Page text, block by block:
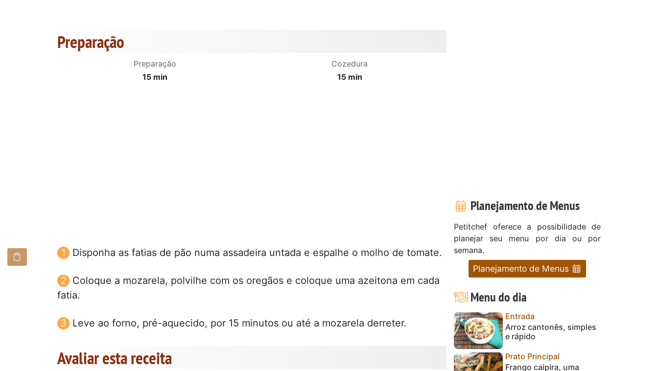
Preparação
Preparação
15 min
Cozedura
15 min
Disponha as fatias de pão numa assadeira untada e espalhe o molho de tomate.
Coloque a mozarela, polvilhe com os oregãos e coloque uma azeitona em cada
fatia.
Leve ao forno, pré-aquecido, por 15 minutos ou até a mozarela derreter.
Avaliar esta receita
Planejamento de Menus
Petitchef oferece a possibilidade de
planejar seu menu por dia ou por
semana.
Planejamento de Menus
Menu do dia
Entrada
Arroz cantonês, simples
e rápido
Prato Principal
Frango caipira, uma